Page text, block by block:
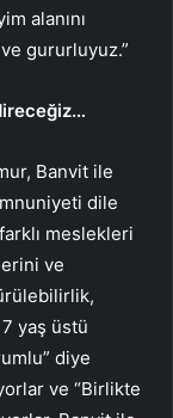
alanını
gururluyuz.”
Banvit ile
dile
meslekleri
ve
yaş üstü
diye
ve “Birlikte